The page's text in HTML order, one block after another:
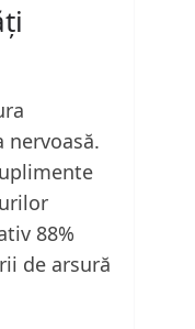
nervoasă.
88%
de arsură